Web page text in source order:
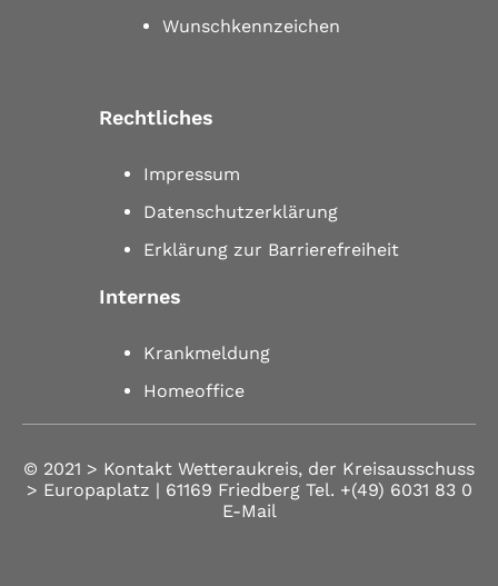
Wunschkennzeichen
Rechtliches
Impressum
Datenschutzerklärung
Erklärung zur Barrierefreiheit
Internes
Krankmeldung
Homeoffice
© 2021 > Kontakt Wetteraukreis, der Kreisausschuss
> Europaplatz | 61169 Friedberg Tel. +(49) 6031 83 0
E-Mail